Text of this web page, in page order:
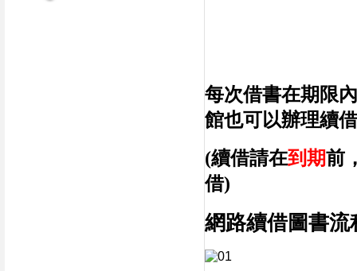
每次借書在期限
館也可以辦理續
(續借請在到期前
借)
網路續借圖書流